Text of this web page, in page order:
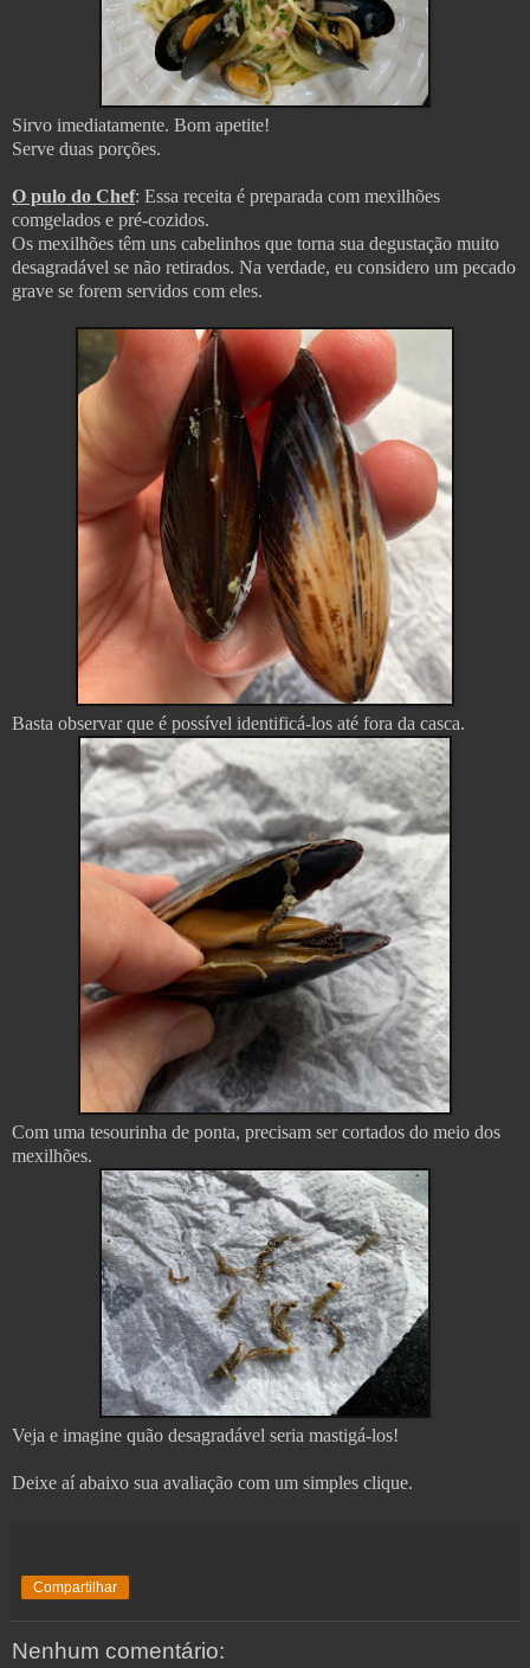
Sirvo imediatamente. Bom apetite!
Serve duas porções.
O pulo do Chef: Essa receita é preparada com mexilhões
comgelados e pré-cozidos.
Os mexilhões têm uns cabelinhos que torna sua degustação muito
desagradável se não retirados. Na verdade, eu considero um pecado
grave se forem servidos com eles.
Basta observar que é possível identificá-los até fora da casca.
Com uma tesourinha de ponta, precisam ser cortados do meio dos
mexilhões.
Veja e imagine quão desagradável seria mastigá-los!
Deixe aí abaixo sua avaliação com um simples clique.
Compartilhar
Nenhum comentário: